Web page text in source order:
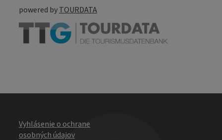
powered by TOURDATA
Vyhlásenie o ochrane
osobných údajov